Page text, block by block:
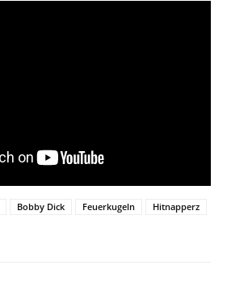
Bobby Dick Feuerkugeln
Hitnapperz